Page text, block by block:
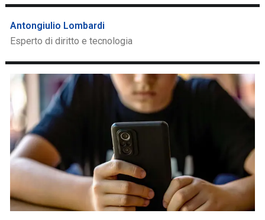
Antongiulio Lombardi
Esperto di diritto e tecnologia